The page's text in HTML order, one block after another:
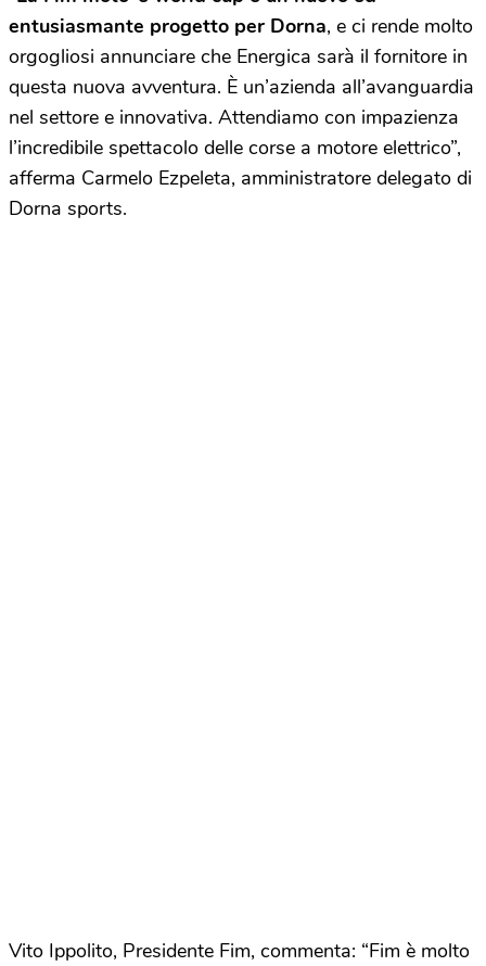
entusiasmante progetto per Dorna, e ci rende molto
orgogliosi annunciare che Energica sarà il fornitore in
questa nuova avventura. È un’azienda all’avanguardia
nel settore e innovativa. Attendiamo con impazienza
l’incredibile spettacolo delle corse a motore elettrico”,
afferma Carmelo Ezpeleta, amministratore delegato di
Dorna sports.
Vito Ippolito, Presidente Fim, commenta: “Fim è molto